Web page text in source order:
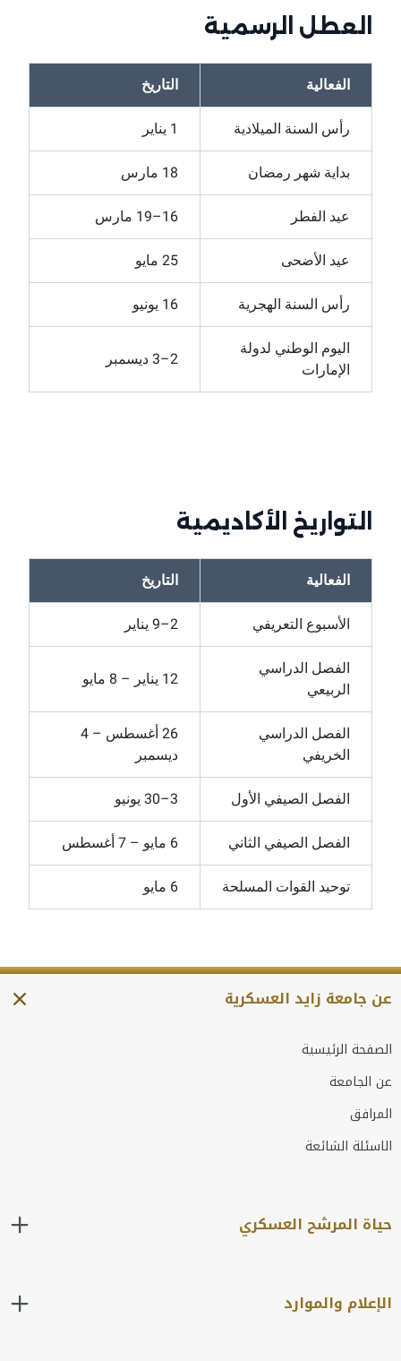
العطل الرسمية
الفعالية التاريخ
رأس السنة الميلادية 1 يناير
بداية شهر رمضان 18 مارس
عيد الفطر 16–19 مارس
عيد الأضحى 25 مايو
رأس السنة الهجرية 16 يونيو
اليوم الوطني لدولة
الإمارات
2–3 ديسمبر
التواريخ الأكاديمية
الفعالية التاريخ
الأسبوع التعريفي 2–9 يناير
الفصل الدراسي
الربيعي
12 يناير – 8 مايو
الفصل الدراسي
الخريفي
26 أغسطس – 4
ديسمبر
الفصل الصيفي الأول 3–30 يونيو
الفصل الصيفي الثاني 6 مايو – 7 أغسطس
توحید القوات المسلحة 6 مايو
عن جامعة زايد العسكرية
الصفحة الرئيسية
عن الجامعة
المرافق
الاسئلة الشائعة
حياة المرشح العسكري
الإعلام والموارد